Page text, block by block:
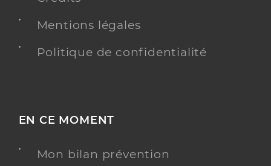
Mentions légales
Politique de confidentialité
EN CE MOMENT
Mon bilan prévention